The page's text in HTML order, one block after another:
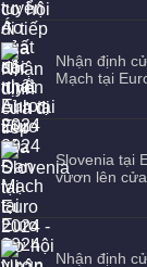
Nhận định
Mạch tại
Slovenia tại
vươn lên
Nhận định